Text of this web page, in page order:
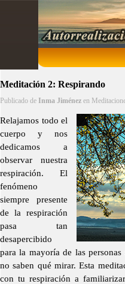
Meditación 2: Respirando
Publicado de Inma Jiménez en
Relajamos todo el
cuerpo y nos
dedicamos a
observar nuestra
respiración. El
fenómeno
siempre presente
de la respiración
pasa tan
desapercibido
para la mayoría de las
no saben qué mirar. Esta
con tu respiración a